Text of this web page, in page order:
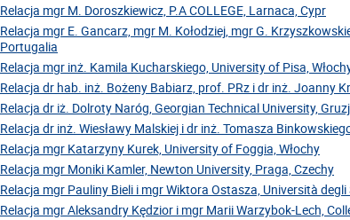
Relacja mgr M. Doroszkiewicz, P.A COLLEGE, Larnaca, Cypr
Relacja mgr E. Gancarz, mgr M. Kołodziej, mgr G.
Portugalia
Relacja mgr inż. Kamila Kucharskiego, University of Pisa,
Relacja dr hab. inż. Bożeny Babiarz, prof. PRz i dr inż. Joanny
Relacja dr iż. Dolroty Naróg, Georgian Technical University,
Relacja dr inż. Wiesławy Malskiej i dr inż. Tomasza
Relacja mgr Katarzyny Kurek, University of Foggia, Włochy
Relacja mgr Moniki Kamler, Newton University, Praga, Czechy
Relacja mgr Pauliny Bieli i mgr Wiktora Ostasza, Università degli
Relacja mgr Aleksandry Kędzior i mgr Marii Warzybok-Lech,